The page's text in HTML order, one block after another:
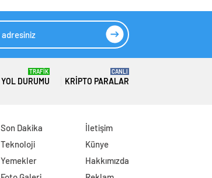
YOL DURUMU
TRAFİK
KRIPTO PARALAR
CANLI
Son Dakika
Teknoloji
Yemekler
İletişim
Künye
Hakkımızda